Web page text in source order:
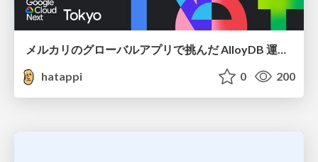
メルカリのグローバルアプリで挑んだ AlloyDB 運用と課題解決の実践記
hatappi
0 200